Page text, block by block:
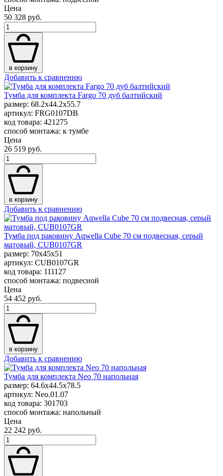
Цена
50 328 руб.
в корзину
Добавить к сравнению
Тумба для комплекта Fargo 70 дуб балтийский
размер: 68.2x44.2x55.7
артикул: FRG0107DB
код товара: 421275
способ монтажа: к тумбе
Цена
26 519 руб.
в корзину
Добавить к сравнению
Тумба под раковину Aqwella Cube 70 см подвесная, серый
матовый, CUB0107GR
размер: 70x45x51
артикул: CUB0107GR
код товара: 111127
способ монтажа: подвесной
Цена
54 452 руб.
в корзину
Добавить к сравнению
Тумба для комплекта Neo 70 напольная
размер: 64.6x44.5x78.5
артикул: Neo.01.07
код товара: 301703
способ монтажа: напольный
Цена
22 242 руб.